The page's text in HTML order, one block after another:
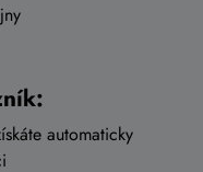
automaticky